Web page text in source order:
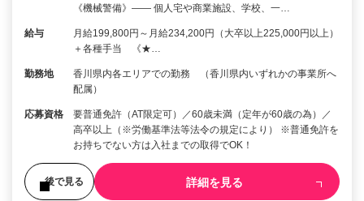
《機械警備》―― 個人宅や商業施設、学校、一…
給与
月給199,800円～月給234,200円（大卒以上225,000円以上）
＋各種手当 《★…
勤務地
香川県内各エリアでの勤務 （香川県内いずれかの事業所へ
配属）
応募資格
要普通免許（AT限定可）／60歳未満（定年が60歳の為）／
高卒以上（※労働基準法等法令の規定により） ※普通免許を
お持ちでない方は入社までの取得でOK！
後で見る 詳細を見る